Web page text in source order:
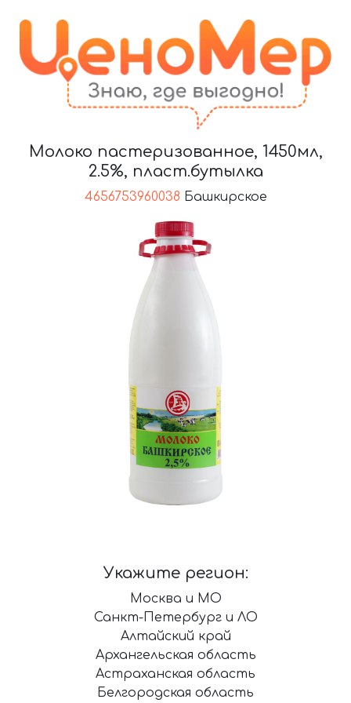
Молоко пастеризованное, 1450мл,
2.5%, пласт.бутылка
4656753960038 Башкирское
Укажите регион:
Москва и МО
Санкт-Петербург и ЛО
Алтайский край
Архангельская область
Астраханская область
Белгородская область